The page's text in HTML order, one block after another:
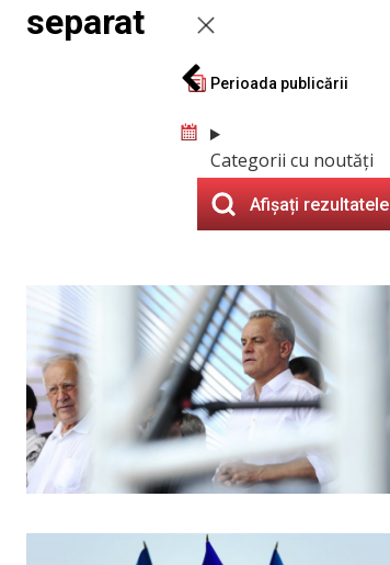
separat
Perioada publicării
Categorii cu noutăți
Afișați rezultatele